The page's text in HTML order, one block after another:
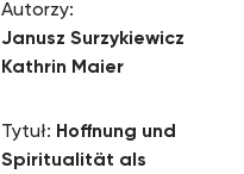
Autorzy:
Janusz Surzykiewicz
Kathrin Maier
Tytuł: Hoffnung und
Spiritualität als